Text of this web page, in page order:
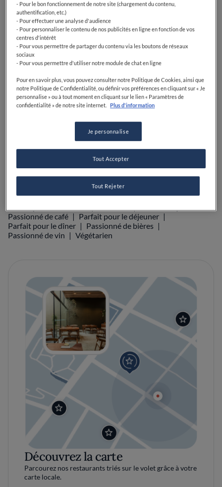
62 Rue de Faramand39600ArboisFrance
CLOSED OpensMardi,12:15-13:30, 19:15-20:30
VOIR HORAIRES D'OUVERTURE
VOIR SUR LA CARTE +33 3 84 53 08 51
VISIT WEBSITE
Guides gastronomiques
AFFICHER PLUS
ÉQUIPEMENTS
Passionné de café
Parfait pour le déjeuner
Parfait pour le dîner
Passionné de bières
Passionné de vin
Végétarien
Découvrez la carte
Parcourez nos restaurants triés sur le volet grâce à votre
carte locale.
- Pour le bon fonctionnement de notre site (chargement du contenu,
authentification, etc.)
- Pour effectuer une analyse d'audience
- Pour personnaliser le contenu de nos publicités en ligne en fonction de vos
centres d'intérêt
- Pour vous permettre de partager du contenu via les boutons de réseaux
sociaux
- Pour vous permettre d'utiliser notre module de chat en ligne
Pour en savoir plus, vous pouvez consulter notre Politique de Cookies, ainsi que
notre Politique de Confidentialité, ou définir vos préférences en cliquant sur « Je
personnalise » ou à tout moment en cliquant sur le lien « Paramètres de
confidentialité » de notre site internet.
Plus d'information
Je personnalise
Tout Rejeter
Tout Accepter